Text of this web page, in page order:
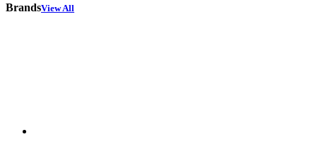
BrandsView All